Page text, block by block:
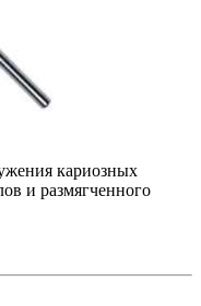
кариозных
и размягченного